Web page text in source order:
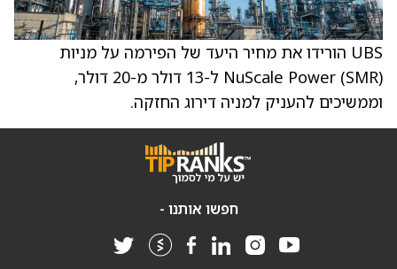
UBS הורידו את מחיר היעד של הפירמה על מניות
NuScale Power (SMR) ל-13 דולר מ-20 דולר,
וממשיכים להעניק למניה דירוג החזקה.
חפשו אותנו -